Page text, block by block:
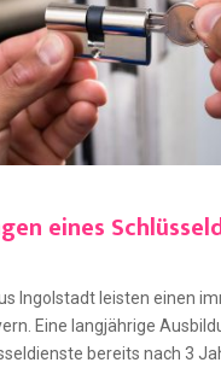
eines
Ingolstadt leisten einen
Eine langjährige
bereits nach 3